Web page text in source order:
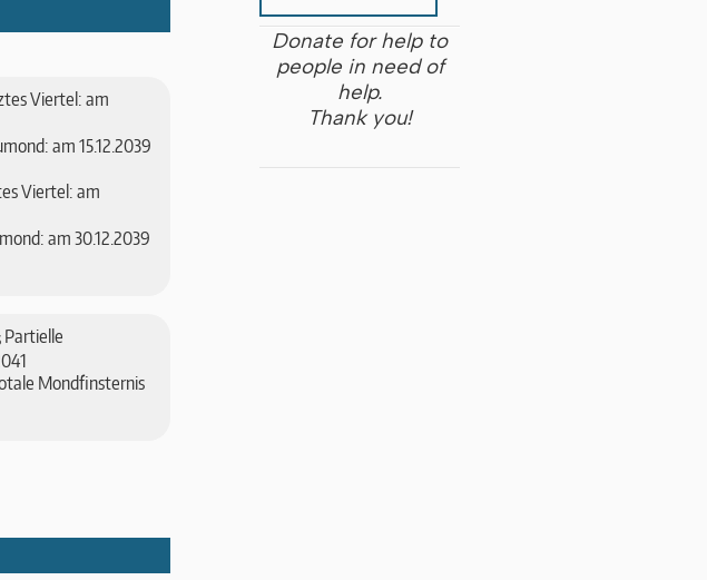
Viertel: am
am 15.12.2039
Viertel: am
am 30.12.2039
Partielle
Mondfinsternis
Donate for help to
people in need of
help.
Thank you!